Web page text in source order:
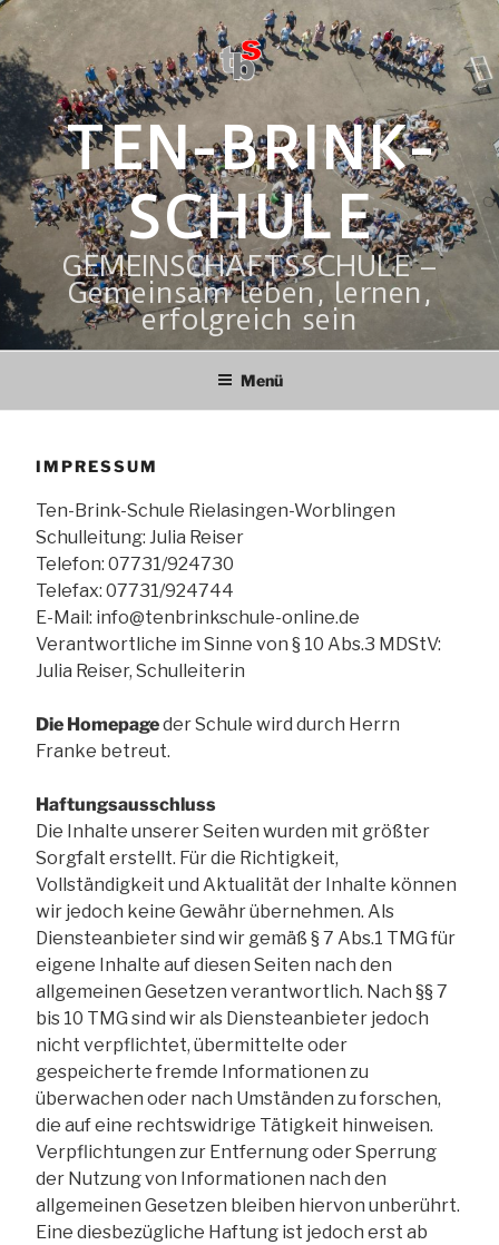
Zum
Inhalt
springen
TEN-BRINK-
SCHULE
GEMEINSCHAFTSSCHULE –
Gemeinsam leben, lernen,
erfolgreich sein
Menü
IMPRESSUM
Ten-Brink-Schule Rielasingen-Worblingen
Schulleitung: Julia Reiser
Telefon: 07731/924730
Telefax: 07731/924744
E-Mail: info@tenbrinkschule-online.de
Verantwortliche im Sinne von § 10 Abs.3 MDStV:
Julia Reiser, Schulleiterin
Die Homepageder Schule wird durch Herrn
Franke betreut.
Haftungsausschluss
Die Inhalte unserer Seiten wurden mit größter
Sorgfalt erstellt. Für die Richtigkeit,
Vollständigkeit und Aktualität der Inhalte können
wir jedoch keine Gewähr übernehmen. Als
Diensteanbieter sind wir gemäß § 7 Abs.1 TMG für
eigene Inhalte auf diesen Seiten nach den
allgemeinen Gesetzen verantwortlich. Nach §§ 7
bis 10 TMG sind wir als Diensteanbieter jedoch
nicht verpflichtet, übermittelte oder
gespeicherte fremde Informationen zu
überwachen oder nach Umständen zu forschen,
die auf eine rechtswidrige Tätigkeit hinweisen.
Verpflichtungen zur Entfernung oder Sperrung
der Nutzung von Informationen nach den
allgemeinen Gesetzen bleiben hiervon unberührt.
Eine diesbezügliche Haftung ist jedoch erst ab